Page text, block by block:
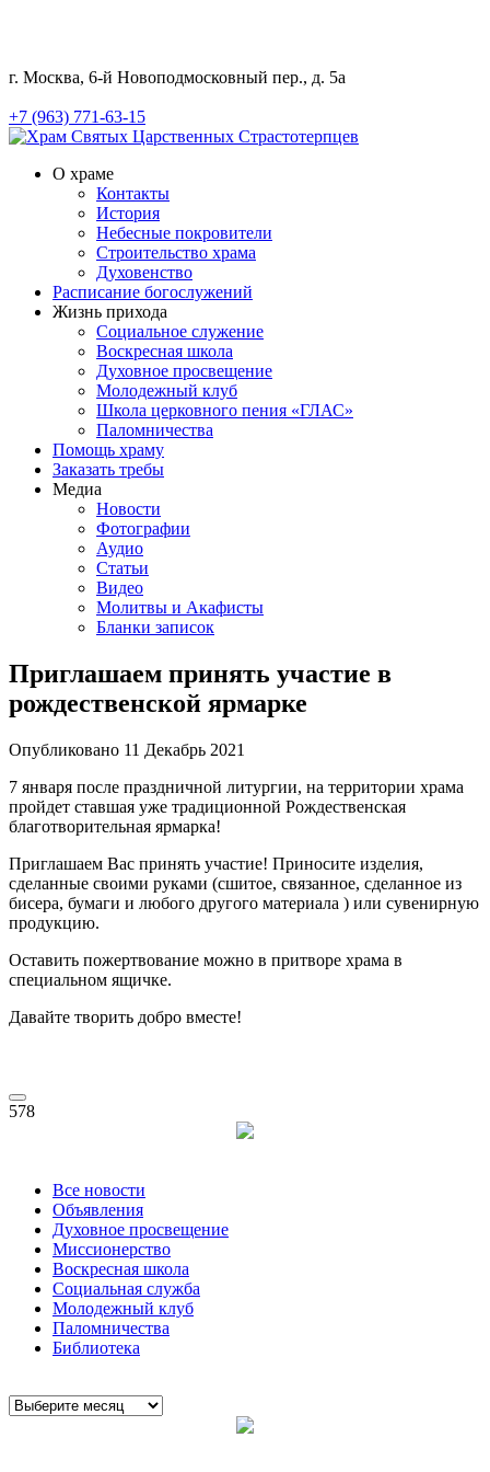
г. Москва, 6-й Новоподмосковный пер., д. 5а
+7 (963) 771-63-15
О храме
Контакты
История
Небесные покровители
Строительство храма
Духовенство
Расписание богослужений
Жизнь прихода
Социальное служение
Воскресная школа
Духовное просвещение
Молодежный клуб
Школа церковного пения «ГЛАС»
Паломничества
Помощь храму
Заказать требы
Медиа
Новости
Фотографии
Аудио
Статьи
Видео
Молитвы и Акафисты
Бланки записок
Приглашаем принять участие в
рождественской ярмарке
Опубликовано 11 Декабрь 2021
7 января после праздничной литургии, на территории храма
пройдет ставшая уже традиционной Рождественская
благотворительная ярмарка!
Приглашаем Вас принять участие! Приносите изделия,
сделанные своими руками (сшитое, связанное, сделанное из
бисера, бумаги и любого другого материала ) или сувенирную
продукцию.
Оставить пожертвование можно в притворе храма в
специальном ящичке.
Давайте творить добро вместе!
578
Все новости
Объявления
Духовное просвещение
Миссионерство
Воскресная школа
Социальная служба
Молодежный клуб
Паломничества
Библиотека